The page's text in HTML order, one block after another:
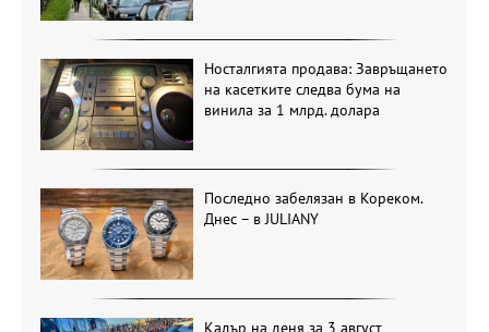
Носталгията продава: Завръщането
на касетките следва бума на
винила за 1 млрд. долара
Последно забелязан в Кореком.
Днес – в JULIANY
Кадър на деня за 3 август